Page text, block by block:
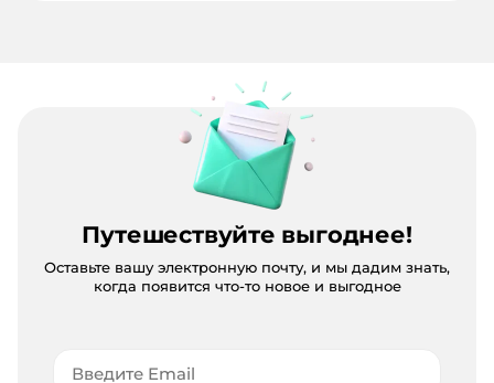
Путешествуйте выгоднее!
Оставьте вашу электронную почту, и мы дадим знать,
когда появится что-то новое и выгодное